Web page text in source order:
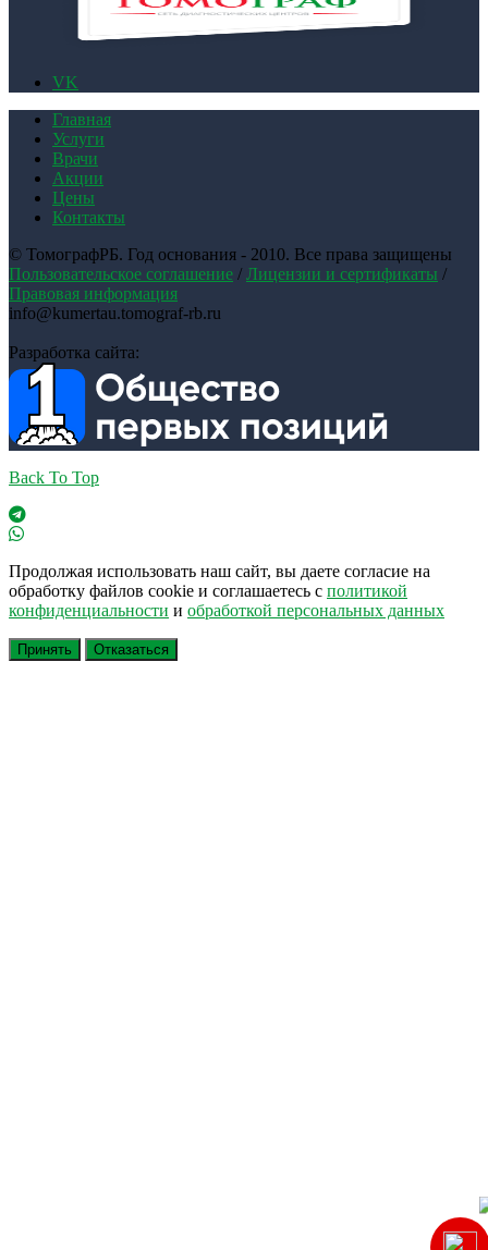
VK
Главная
Услуги
Врачи
Акции
Цены
Контакты
© ТомографРБ. Год основания - 2010. Все права защищены
Пользовательское соглашение / Лицензии и сертификаты /
Правовая информация
info@kumertau.tomograf-rb.ru
Разработка сайта:
Back To Top
Продолжая использовать наш сайт, вы даете согласие на
обработку файлов cookie и соглашаетесь с политикой
конфиденциальности и обработкой персональных данных
Принять Отказаться